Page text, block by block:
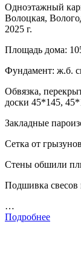
Одноэтажный
Волоцкая,
2025 г.
Площадь дома:
Фундамент: ж.б.
Обвязка,
доски 45*145,
Закладные
Сетка от грызунов
Стены обшили
Подшивка свесов
…
Подробнее